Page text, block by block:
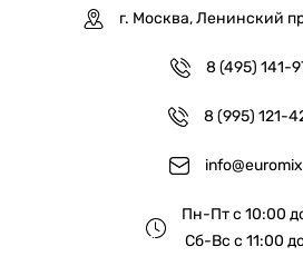
г. Москва, Ленинский
8 (495) 141-
8 (995) 121-
Пн-Пт с 10:00
Сб-Вс с 11:00